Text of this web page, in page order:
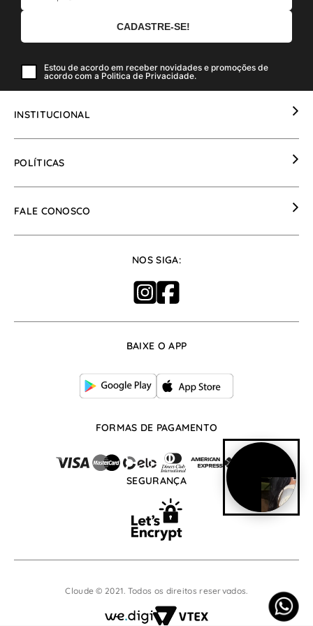
Estou de acordo em receber novidades e promoções de
acordo com a Politica de Privacidade.
INSTITUCIONAL
POLÍTICAS
FALE CONOSCO
Whatsapp: (17) 99666-8253
De segunda à sexta, das 07:30h às 17:30h
NOS SIGA:
BAIXE O APP
FORMAS DE PAGAMENTO
SEGURANÇA
Cloude © 2021. Todos os direitos reservados.